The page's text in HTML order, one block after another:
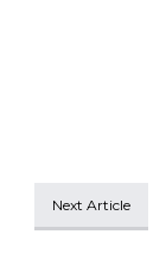
Next Article